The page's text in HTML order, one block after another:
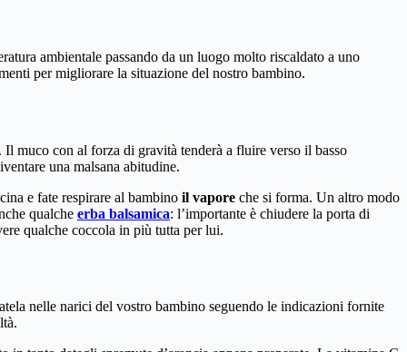
ambientale passando da un luogo molto riscaldato a uno
per migliorare la situazione del nostro bambino.
Il muco con al forza di gravità tenderà a fluire verso il basso
una malsana abitudine.
e fate respirare al bambino il vapore che si forma. Un altro modo
qualche erba balsamica: l’importante è chiudere la porta di
qualche coccola in più tutta per lui.
nelle narici del vostro bambino seguendo le indicazioni fornite